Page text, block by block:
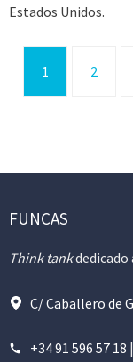
Estados Unidos.
1 2
FUNCAS
Think tankdedicado
C/ Caballero de
+34 91 596 57 18 |